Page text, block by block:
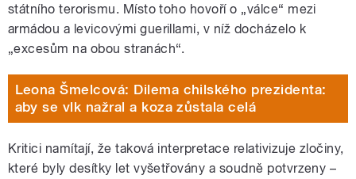
státního terorismu. Místo toho hovoří o „válce“ mezi
armádou a levicovými guerillami, v níž docházelo k
„excesům na obou stranách“.
Leona Šmelcová: Dilema chilského prezidenta:
aby se vlk nažral a koza zůstala celá
Kritici namítají, že taková interpretace relativizuje zločiny,
které byly desítky let vyšetřovány a soudně potvrzeny –